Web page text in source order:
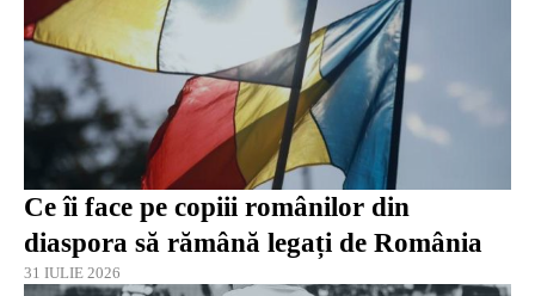
Ce îi face pe copiii românilor din
diaspora să rămână legați de România
31 IULIE 2026